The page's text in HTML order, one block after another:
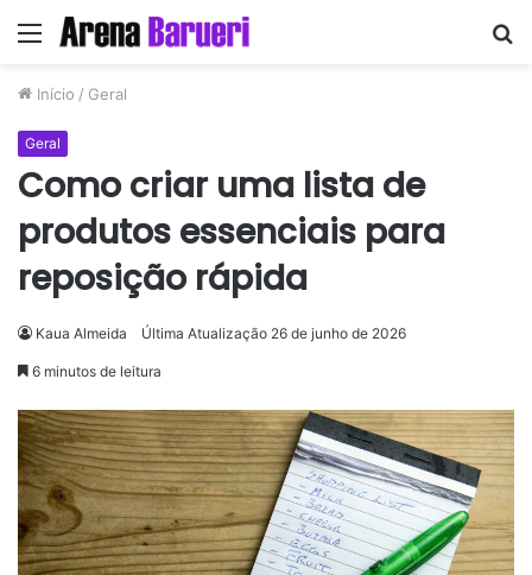
Menu
Início / Geral
Geral
Como criar uma lista de
produtos essenciais para
reposição rápida
Kaua Almeida Última Atualização 26 de junho de 2026
6 minutos de leitura